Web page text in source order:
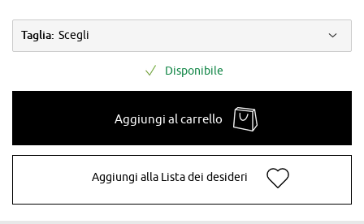
Taglia: Scegli
Disponibile
Aggiungi al carrello
Aggiungi alla Lista dei desideri